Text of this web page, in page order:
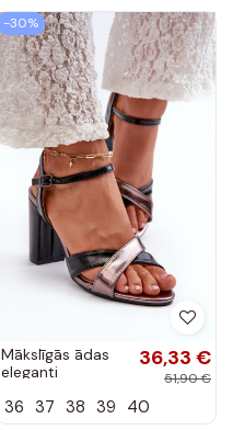
-30%
Mākslīgās ādas
eleganti
sandales melnā
36,33 €
51,90 €
36 37 38 39 40